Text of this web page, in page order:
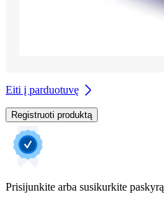
Eiti į parduotuvę
Registruoti produktą
Prisijunkite arba susikurkite paskyrą